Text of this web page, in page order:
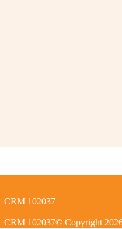
CRM 102037
CRM 102037© Copyright